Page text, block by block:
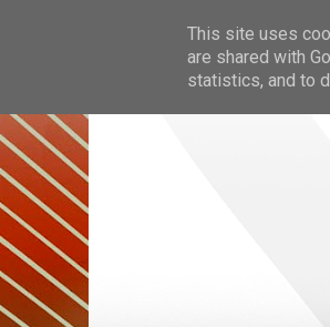
This site uses
are shared with
statistics, and to